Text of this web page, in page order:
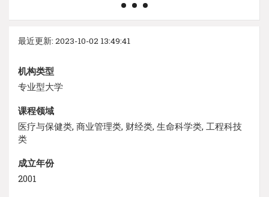
最近更新: 2023-10-02 13:49:41
机构类型
专业型大学
课程领域
医疗与保健类, 商业管理类, 财经类, 生命科学类, 工程科技
类
成立年份
2001